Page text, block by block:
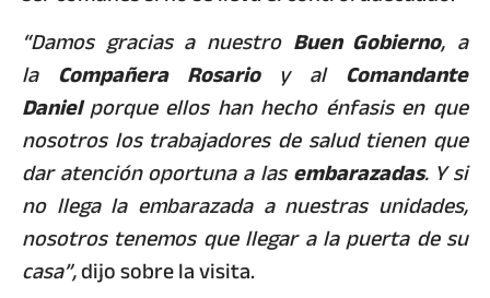
“Damos gracias a nuestro Buen Gobierno, a
la Compañera Rosarioy al Comandante
Danielporque ellos han hecho énfasis en que
nosotros los trabajadores de salud tienen que
dar atención oportuna a lasembarazadas. Y si
no llega la embarazada a nuestras unidades,
nosotros tenemos que llegar a la puerta de su
casa”,dijo sobre la visita.